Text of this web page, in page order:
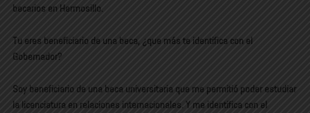
becarios en Hermosillo.
Tu eres beneficiario de una beca, ¿que más te identifica con el
Gobernador?
Soy beneficiario de una beca universitaria que me permitió poder estudiar
la licenciatura en relaciones internacionales. Y me identifica con el